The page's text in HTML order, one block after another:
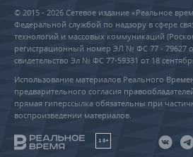
© 2015 - 2026 Сетевое издание «Реальное
Федеральной службой по надзору в сфере
технологий и массовых коммуникаций
регистрационный номер ЭЛ № ФС 77 - 79627
свидетельство Эл № ФС 77-59331 от 18
Использование материалов Реального
предварительного согласия
прямая гиперссылка обязательны при
воспроизведении материалов.
18+